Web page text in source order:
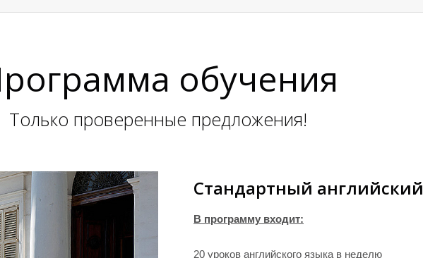
обучения
Только проверенные предложения!
Стандартный английский
В программу входит:
20 уроков английского языка в неделю